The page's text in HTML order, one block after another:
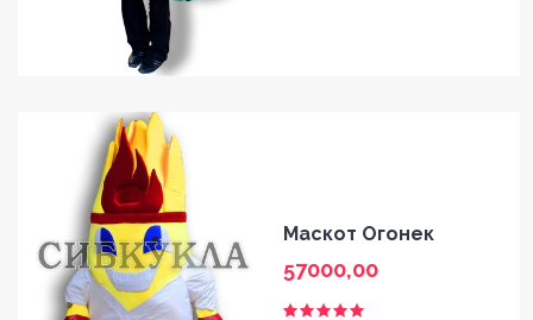
Маскот Огонек
57000,00